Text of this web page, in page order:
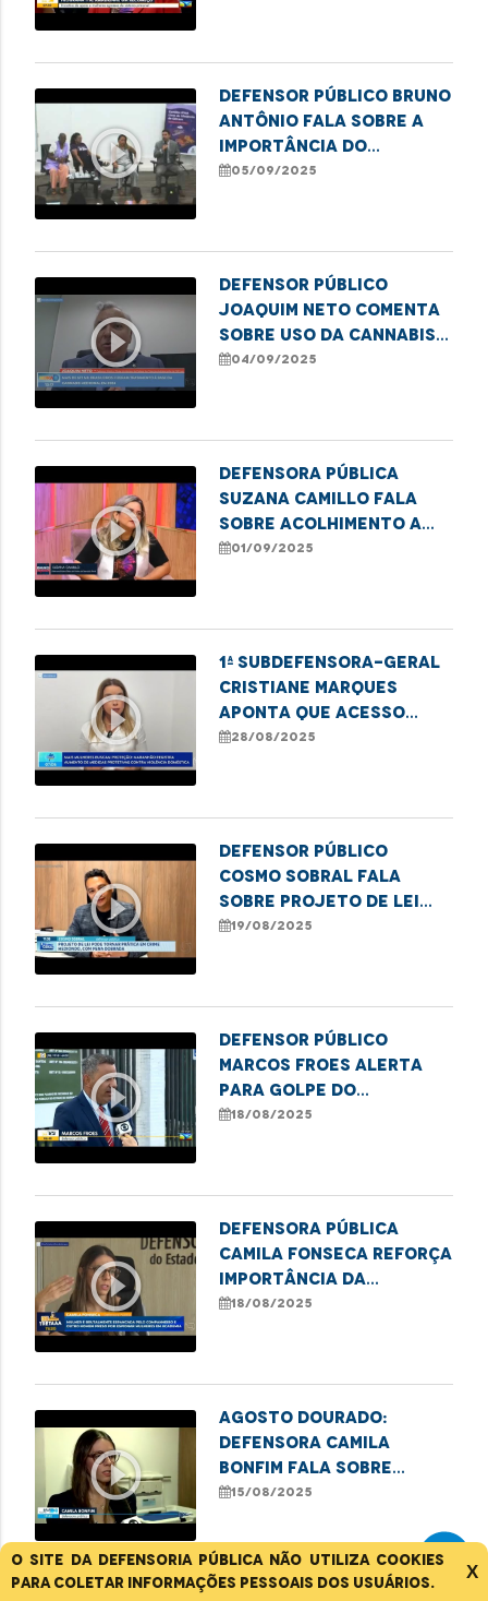
O site da Defensoria Pública não utiliza cookies
para coletar informações pessoais dos usuários.
X
vulneráveis e reduzir
reincidência no sistema
play_circle_outline
Defensor público Bruno
Antônio fala sobre a
importância do
posicionamento
violências de gênero,
05/09/2025
play_circle_outline
Defensor público
Joaquim Neto comenta
sobre uso da Cannabis
medicinal
04/09/2025
play_circle_outline
Defensora Pública
Suzana Camillo fala
sobre acolhimento a
mulheres no sistema
01/09/2025
play_circle_outline
1ª subdefensora-geral
Cristiane Marques
aponta que acesso
digital tem sido
violência e busquem
medidas prot
28/08/2025
play_circle_outline
Defensor público
Cosmo Sobral fala
sobre projeto de lei
que endurece penas por
19/08/2025
play_circle_outline
Defensor público
Marcos Froes alerta
para golpe do
consórcio e destaca
18/08/2025
play_circle_outline
Defensora pública
Camila Fonseca reforça
importância da
denúncia contra
18/08/2025
play_circle_outline
Agosto Dourado:
Defensora Camila
Bonfim fala sobre
direito à amamentação
15/08/2025